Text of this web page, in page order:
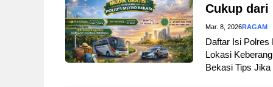
Cukup dari
Mar. 8, 2026RAGAM
Daftar Isi Polres
Lokasi
Bekasi Tips Jika